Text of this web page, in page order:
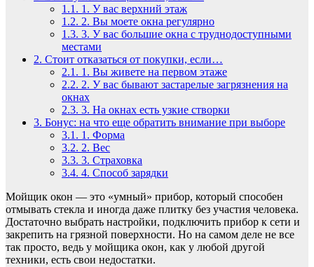
1.1. 1. У вас верхний этаж
1.2. 2. Вы моете окна регулярно
1.3. 3. У вас большие окна с труднодоступными
местами
2. Стоит отказаться от покупки, если…
2.1. 1. Вы живете на первом этаже
2.2. 2. У вас бывают застарелые загрязнения на
окнах
2.3. 3. На окнах есть узкие створки
3. Бонус: на что еще обратить внимание при выборе
3.1. 1. Форма
3.2. 2. Вес
3.3. 3. Страховка
3.4. 4. Способ зарядки
Мойщик окон — это «умный» прибор, который способен
отмывать стекла и иногда даже плитку без участия человека.
Достаточно выбрать настройки, подключить прибор к сети и
закрепить на грязной поверхности. Но на самом деле не все
так просто, ведь у мойщика окон, как у любой другой
техники, есть свои недостатки.